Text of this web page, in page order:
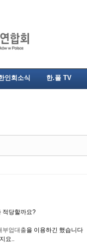
인회소식 한.폴 TV
적당할까요?
부업대출을 이용하긴 했습니다
요..